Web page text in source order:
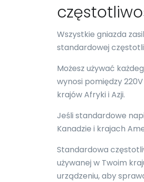
Wszystkie gniazda
standardowej
Możesz używać
wynosi pomiędzy
krajów Afryki i Azji.
Jeśli standardowe
Kanadzie i krajach
Standardowa
używanej w Twoim
urządzeniu, aby